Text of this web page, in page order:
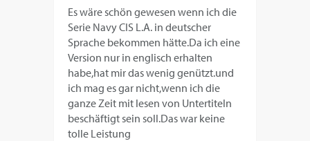
Es wäre schön gewesen wenn ich die
Serie Navy CIS L.A. in deutscher
Sprache bekommen hätte.Da ich eine
Version nur in englisch erhalten
habe,hat mir das wenig genützt.und
ich mag es gar nicht,wenn ich die
ganze Zeit mit lesen von Untertiteln
beschäftigt sein soll.Das war keine
tolle Leistung